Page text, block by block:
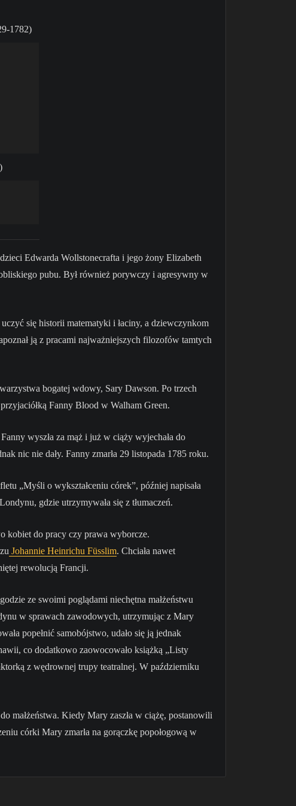
1782)
Edwarda Wollstonecrafta i jego żony Elizabeth
pubu. Był również porywczy i agresywny w
się historii matematyki i łaciny, a dziewczynkom
ją z pracami najważniejszych filozofów tamtych
bogatej wdowy, Sary Dawson. Po trzech
Fanny Blood w Walham Green.
wyszła za mąż i już w ciąży wyjechała do
nic nie dały. Fanny zmarła 29 listopada 1785 roku.
„Myśli o wykształceniu córek”, później napisała
gdzie utrzymywała się z tłumaczeń.
kobiet do pracy czy prawa wyborcze.
Johannie Heinrichu Füsslim. Chciała nawet
rewolucją Francji.
ze swoimi poglądami niechętna małżeństwu
w sprawach zawodowych, utrzymując z Mary
popełnić samobójstwo, udało się ją jednak
co dodatkowo zaowocowało książką „Listy
z wędrownej trupy teatralnej. W październiku
małżeństwa. Kiedy Mary zaszła w ciążę, postanowili
córki Mary zmarła na gorączkę popołogową w